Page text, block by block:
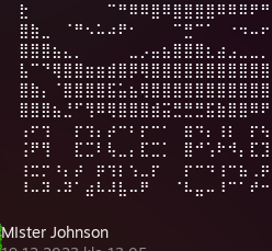
MIster Johnson